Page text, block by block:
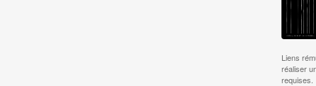
Liens
réaliser
requises.